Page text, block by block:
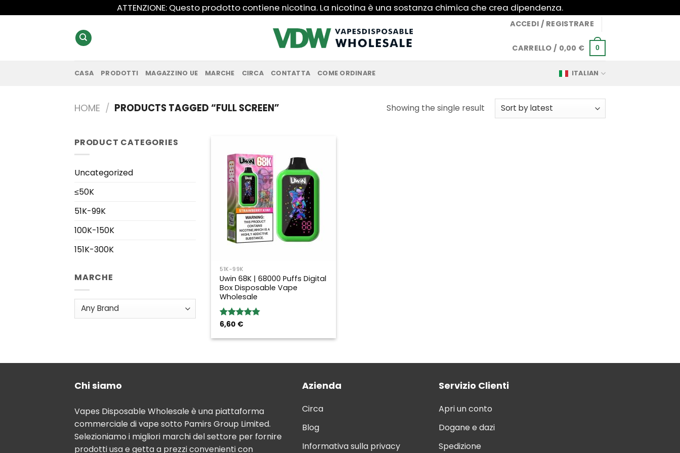
ai
ATTENZIONE: Questo prodotto contiene nicotina. La nicotina è una sostanza chimica che crea dipendenza.
ACCEDI / REGISTRARE
CARRELLO / 0,00 € 0
CASA PRODOTTI MAGAZZINO UE MARCHE CIRCA CONTATTA COME ORDINARE ITALIAN
HOME / PRODUCTS TAGGED “FULL SCREEN” Showing the single result
PRODUCT CATEGORIES
Uncategorized
≤50K
51K-99K
100K-150K
151K-300K
MARCHE
51K-99K
Uwin 68K | 68000 Puffs Digital
Box Disposable Vape
Wholesale
Rated5.00
6,60 €
Chi siamo
Vapes Disposable Wholesale è una piattaforma
commerciale di vape sotto Pamirs Group Limited.
Selezioniamo i migliori marchi del settore per fornire
prodotti usa e getta a prezzi convenienti con
Azienda
Circa
Blog
Informativa sulla privacy
Servizio Clienti
Apri un conto
Dogane e dazi
Spedizione